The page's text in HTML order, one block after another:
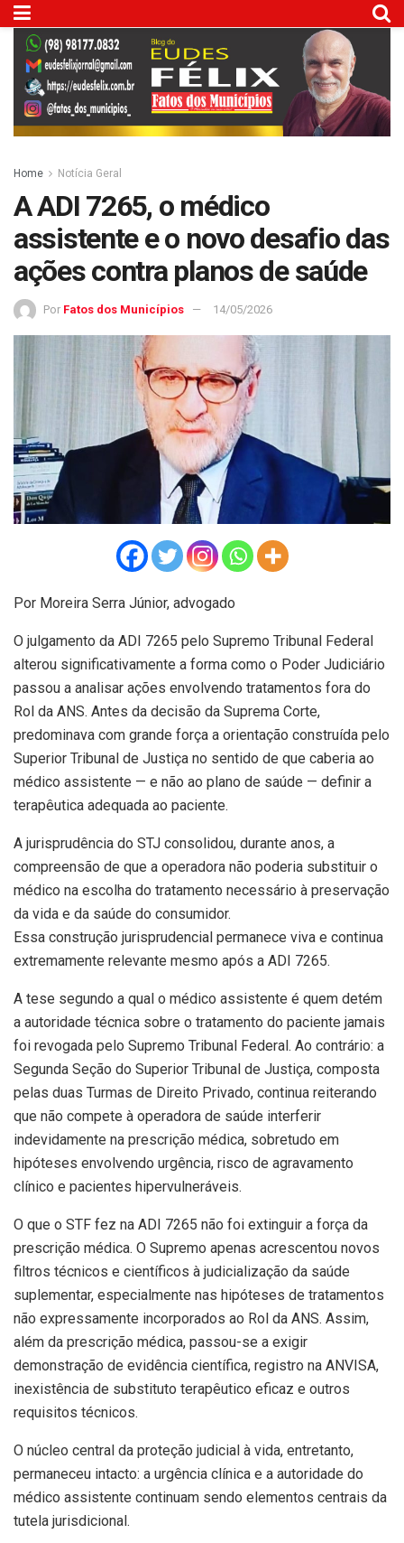
Home Notícia Geral
A ADI 7265, o médico
assistente e o novo desafio das
ações contra planos de saúde
Por Fatos dos Municípios 14/05/2026
Por Moreira Serra Júnior, advogado
O julgamento da ADI 7265 pelo Supremo Tribunal Federal
alterou significativamente a forma como o Poder Judiciário
passou a analisar ações envolvendo tratamentos fora do
Rol da ANS. Antes da decisão da Suprema Corte,
predominava com grande força a orientação construída pelo
Superior Tribunal de Justiça no sentido de que caberia ao
médico assistente — e não ao plano de saúde — definir a
terapêutica adequada ao paciente.
A jurisprudência do STJ consolidou, durante anos, a
compreensão de que a operadora não poderia substituir o
médico na escolha do tratamento necessário à preservação
da vida e da saúde do consumidor.
Essa construção jurisprudencial permanece viva e continua
extremamente relevante mesmo após a ADI 7265.
A tese segundo a qual o médico assistente é quem detém
a autoridade técnica sobre o tratamento do paciente jamais
foi revogada pelo Supremo Tribunal Federal. Ao contrário: a
Segunda Seção do Superior Tribunal de Justiça, composta
pelas duas Turmas de Direito Privado, continua reiterando
que não compete à operadora de saúde interferir
indevidamente na prescrição médica, sobretudo em
hipóteses envolvendo urgência, risco de agravamento
clínico e pacientes hipervulneráveis.
O que o STF fez na ADI 7265 não foi extinguir a força da
prescrição médica. O Supremo apenas acrescentou novos
filtros técnicos e científicos à judicialização da saúde
suplementar, especialmente nas hipóteses de tratamentos
não expressamente incorporados ao Rol da ANS. Assim,
além da prescrição médica, passou-se a exigir
demonstração de evidência científica, registro na ANVISA,
inexistência de substituto terapêutico eficaz e outros
requisitos técnicos.
O núcleo central da proteção judicial à vida, entretanto,
permaneceu intacto: a urgência clínica e a autoridade do
médico assistente continuam sendo elementos centrais da
tutela jurisdicional.